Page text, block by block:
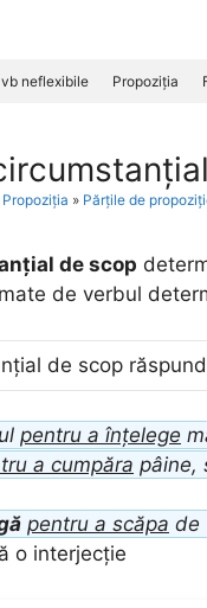
vb neflexibile Propoziția
Propoziția » Părțile de
de scop
de verbul
de scop
pentru a înțelege
a cumpăra pâine,
pentru a scăpa de
o interjecție